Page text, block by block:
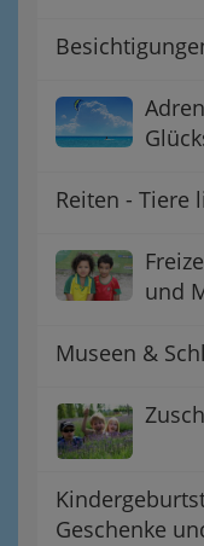
Reiten - Tiere
und
Museen &
Geschenke